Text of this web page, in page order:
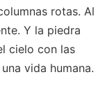
rotas. Al
Y la piedra
cielo con las
vida humana.